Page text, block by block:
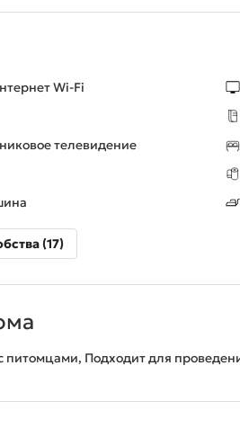
Wi-Fi
телевидение
(17)
питомцами, Подходит для